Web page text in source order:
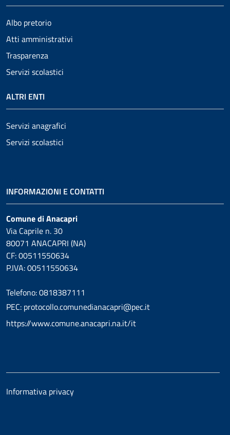
Albo pretorio
Atti amministrativi
Trasparenza
Servizi scolastici
ALTRI ENTI
Servizi anagrafici
Servizi scolastici
INFORMAZIONI E CONTATTI
Comune di Anacapri
Via Caprile n. 30
80071 ANACAPRI (NA)
CF: 00511550634
P.IVA: 00511550634
Telefono: 0818387111
PEC: protocollo.comunedianacapri@pec.it
https://www.comune.anacapri.na.it/it
Informativa privacy